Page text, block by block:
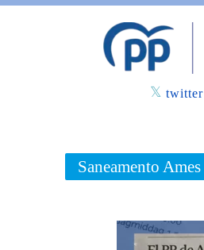
twitter
Saneamento Ames